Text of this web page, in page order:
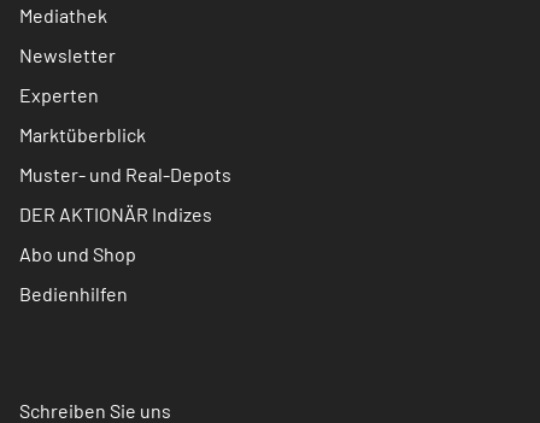
Mediathek
Newsletter
Experten
Marktüberblick
Muster- und Real-Depots
DER AKTIONÄR Indizes
Abo und Shop
Bedienhilfen
Schreiben Sie uns